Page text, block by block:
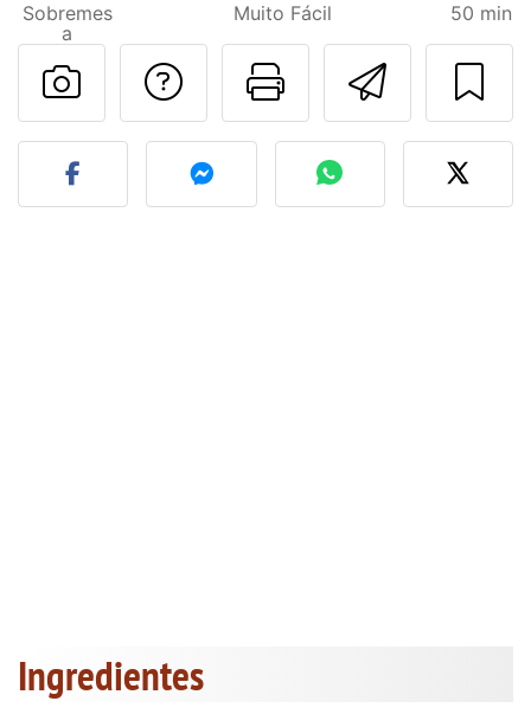
Sobremes
a
Muito Fácil 50 min
Imprima
Falar com o autor
Fez esta receita?
Ingredientes